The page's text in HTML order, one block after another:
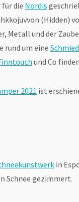
für die Nordis
(Hidden)
Metall und der
rund um eine
und Co
2021 ist
in
Schnee gezimmert.